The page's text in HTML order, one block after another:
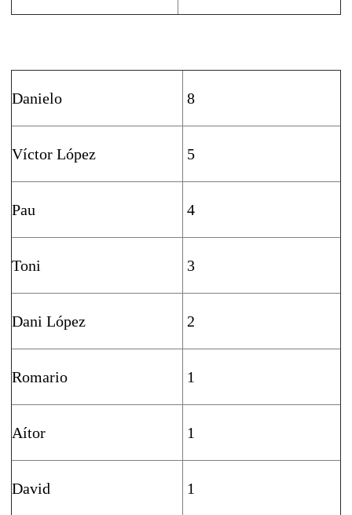
Danielo 8
Víctor López 5
Pau 4
Toni 3
Dani López 2
Romario 1
Aítor 1
David 1